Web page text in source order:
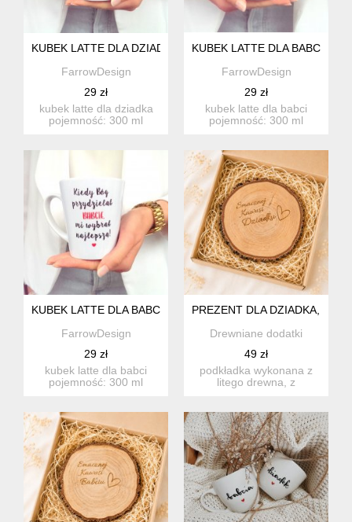
KUBEK LATTE DLA DZIADKA
FarrowDesign
29 zł
kubek latte dla dziadka
pojemność: 300 ml
KUBEK LATTE DLA BABCI
FarrowDesign
29 zł
kubek latte dla babci
pojemność: 300 ml
KUBEK LATTE DLA BABCI
FarrowDesign
29 zł
kubek latte dla babci
pojemność: 300 ml
PREZENT DLA DZIADKA,
Drewniane dodatki
49 zł
podkładka wykonana z
litego drewna, z